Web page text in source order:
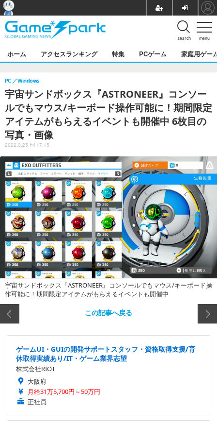
menu
search
ホーム アクセスランキング 特集 PCゲーム 家庭用ゲー
宇宙サンドボックス『ASTRONEER』コンソー
ルでもマウス/キーボード操作可能に！期間限定
アイテムがもらえるイベントも開催中 6枚目の
写真・画像
PC Windows
2022.3.25 Fri 17:15
宇宙サンドボックス『ASTRONEER』コンソールでもマウス/キーボード操
作可能に！期間限定アイテムがもらえるイベントも開催中
この記事へ戻る
ゲームUI・GUIの開発サポートスタッフ・資格取得支援/育
休取得実績あり/IT・ゲーム業界志望
株式会社RIOT
大阪府
月給31万5,700円～50万円
正社員